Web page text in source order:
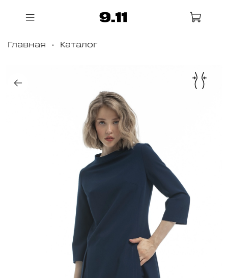
Главная Каталог